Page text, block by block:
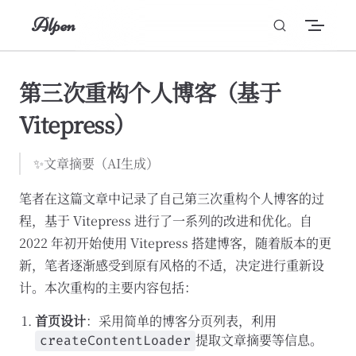
Skip to content
Alpen
第三次重构个人博客（基于
Vitepress）
✨文章摘要（AI生成）
笔者在这篇文章中记录了自己第三次重构个人博客的过
程，基于 Vitepress 进行了一系列的改进和优化。自
2022 年初开始使用 Vitepress 搭建博客，随着版本的更
新，笔者逐渐感受到原有风格的不适，决定进行重新设
计。本次重构的主要内容包括：
首页设计：采用简单的博客分页列表，利用
createContentLoader 提取文章摘要等信息。